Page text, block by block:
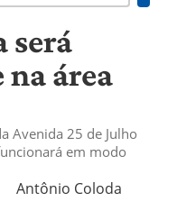
será
área
Avenida 25 de Julho
em modo
Antônio Coloda